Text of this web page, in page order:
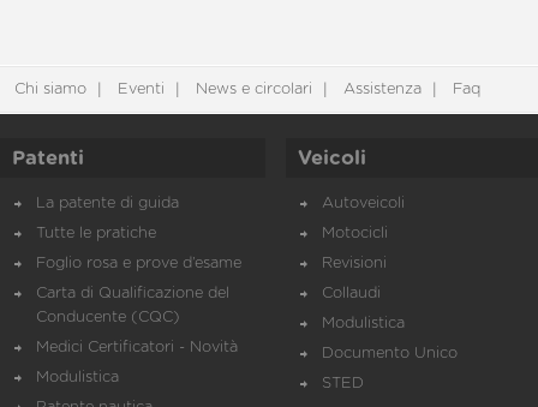
Chi siamo Eventi News e circolari Assistenza Faq
Patenti
La patente di guida
Tutte le pratiche
Foglio rosa e prove d’esame
Carta di Qualificazione del
Conducente (CQC)
Medici Certificatori - Novità
Modulistica
Veicoli
Autoveicoli
Motocicli
Revisioni
Collaudi
Modulistica
Documento Unico
STED